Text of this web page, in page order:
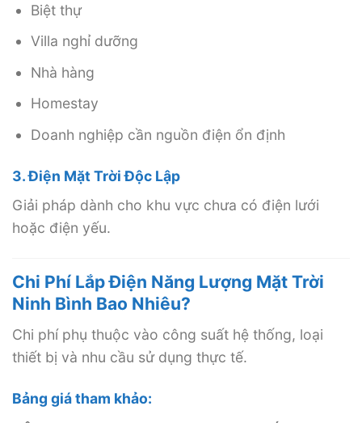
Biệt thự
Villa nghỉ dưỡng
Nhà hàng
Homestay
Doanh nghiệp cần nguồn điện ổn định
3. Điện Mặt Trời Độc Lập
Giải pháp dành cho khu vực chưa có điện lưới
hoặc điện yếu.
Chi Phí Lắp Điện Năng Lượng Mặt Trời
Ninh Bình Bao Nhiêu?
Chi phí phụ thuộc vào công suất hệ thống, loại
thiết bị và nhu cầu sử dụng thực tế.
Bảng giá tham khảo: